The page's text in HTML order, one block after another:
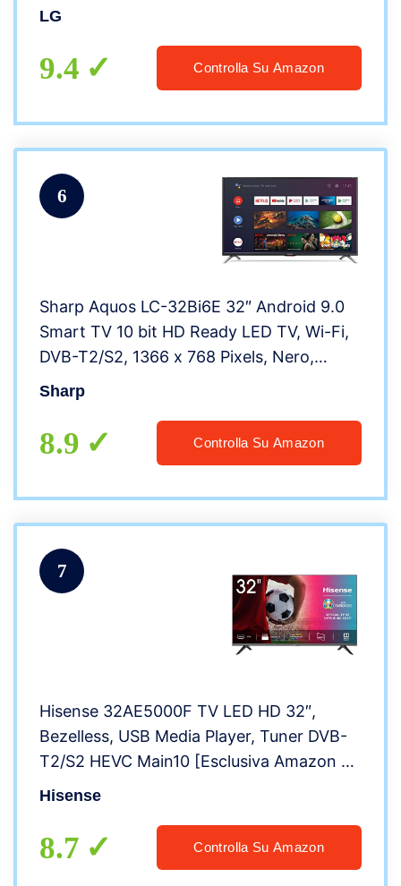
LG
9.4 Controlla Su Amazon
6
Sharp Aquos LC-32Bi6E 32″ Android 9.0
Smart TV 10 bit HD Ready LED TV, Wi-Fi,
DVB-T2/S2, 1366 x 768 Pixels, Nero,
suono Harman Kardon, 3xHDMI 2xUSB,
Sharp
8.9 Controlla Su Amazon
7
Hisense 32AE5000F TV LED HD 32″,
Bezelless, USB Media Player, Tuner DVB-
T2/S2 HEVC Main10 [Esclusiva Amazon –
2020]
Hisense
8.7 Controlla Su Amazon